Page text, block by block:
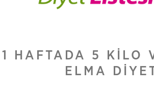
1 HAFTADA 5 KILO
ELMA